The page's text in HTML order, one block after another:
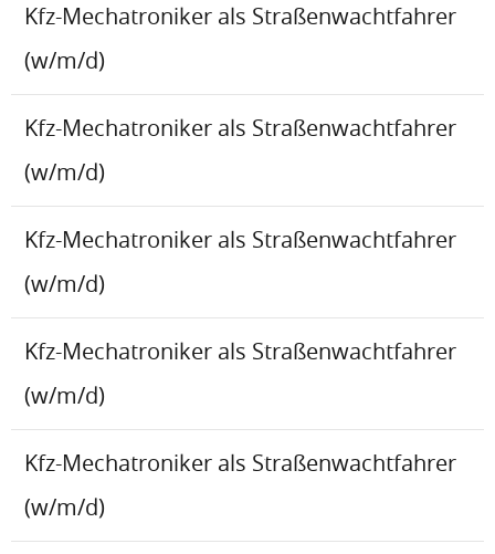
Kfz-Mechatroniker als Straßenwachtfahrer
(w/m/d)
Kfz-Mechatroniker als Straßenwachtfahrer
(w/m/d)
Kfz-Mechatroniker als Straßenwachtfahrer
(w/m/d)
Kfz-Mechatroniker als Straßenwachtfahrer
(w/m/d)
Kfz-Mechatroniker als Straßenwachtfahrer
(w/m/d)